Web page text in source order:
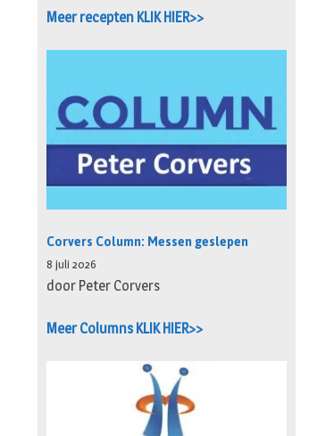
Meer recepten KLIK HIER>>
Corvers Column: Messen geslepen
8 juli 2026
door Peter Corvers
Meer Columns KLIK HIER>>